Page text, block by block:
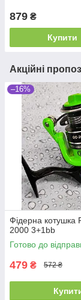
879 ₴
Купити
Акційні
–16%
Фідерна котушка
2000 3+1bb
Готово до
479 ₴ 572 ₴